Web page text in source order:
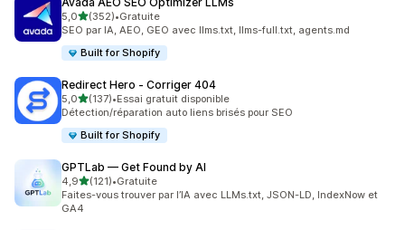
5,0étoile(s) sur 5
(352)
352 avis au total
•Gratuite
SEO par IA, AEO, GEO avec llms.txt, llms-full.txt, agents.md
Built for Shopify
Redirect Hero ‑ Corriger 404
5,0étoile(s) sur 5
(137)
137 avis au total
•Essai gratuit disponible
Détection/réparation auto liens brisés pour SEO
Built for Shopify
GPTLab — Get Found by AI
4,9étoile(s) sur 5
(121)
121 avis au total
•Gratuite
Faites-vous trouver par l’IA avec LLMs.txt, JSON-LD, IndexNow et
GA4